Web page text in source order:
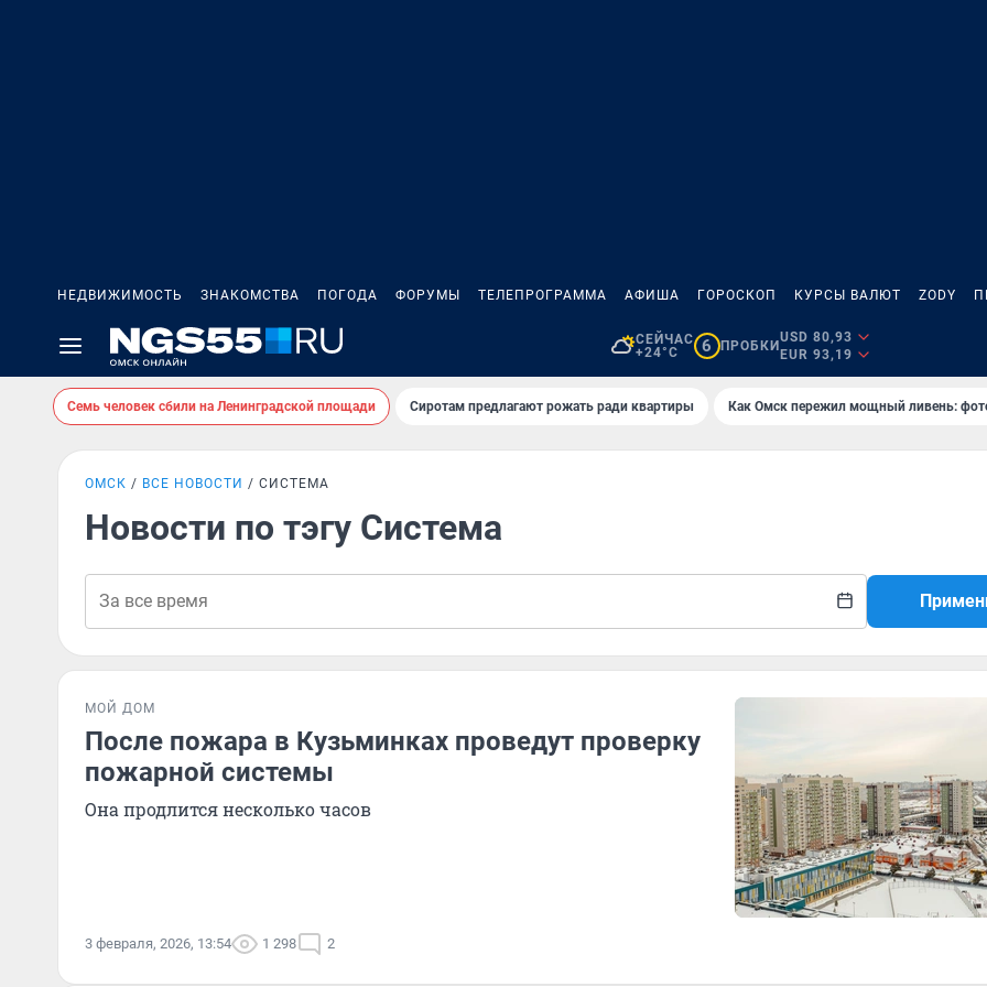
НЕДВИЖИМОСТЬ ЗНАКОМСТВА ПОГОДА ФОРУМЫ ТЕЛЕПРОГРАММА АФИША ГОРОСКОП КУРСЫ ВАЛЮТ ZODY
СЕЙЧАС
+24°C
6 ПРОБКИ
USD 80,93
EUR 93,19
Семь человек сбили на Ленинградской площади Сиротам предлагают рожать ради квартиры Как Омск пережил мощный ливень:
ОМСК ВСЕ НОВОСТИ СИСТЕМА
Новости по тэгу Система
МОЙ ДОМ
После пожара в Кузьминках проведут проверку
пожарной системы
Она продлится несколько часов
3 февраля, 2026, 13:54 1 298 2